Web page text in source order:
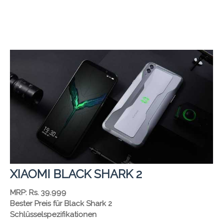
XIAOMI BLACK SHARK 2
MRP: Rs. 39.999
Bester Preis für Black Shark 2
Schlüsselspezifikationen